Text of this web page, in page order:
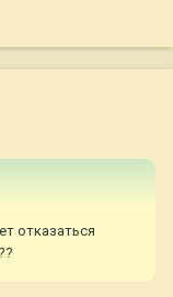
отказаться